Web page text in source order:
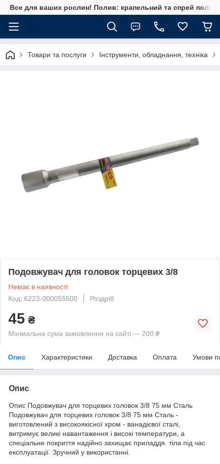
Все для ваших рослин! Полив: крапельний та спрей полив,
Товари та послуги Інструменти, обладнання, техніка
Подовжувач для головок торцевих 3/8
Немає в наявності
Код: 6223-000055600
Роздріб
45 ₴
Мінімальна сума замовлення на сайті — 200 ₴
Опис Характеристики Доставка Оплата Умови
Опис
Опис Подовжувач для торцевих головок 3/8 75 мм Сталь
Подовжувач для торцевих головок 3/8 75 мм Сталь -
виготовлений з високоякісної хром - ванадієвої сталі,
витримує великі навантаження і високі температури, а
спеціальне покриття надійно захищає приладдя. тіла під час
експлуатації. Зручний у використанні.